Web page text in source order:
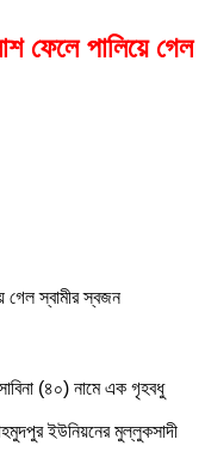
ফেলে পালিয়ে গেল
(৪০) নামে এক গৃহবধু
ইউনিয়নের মুল্লুকসাদী